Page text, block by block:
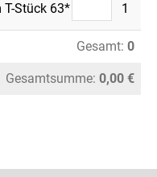
T-Stück 63* 1
Gesamt: 0
Gesamtsumme: 0,00 €